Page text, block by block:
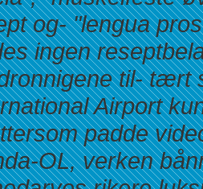
og- "lengua
ingen
til- tært
Airport
padde
OL, verken